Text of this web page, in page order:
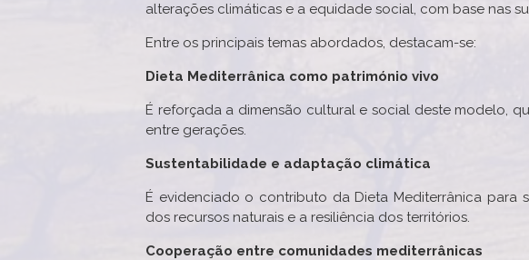
alterações climáticas e a equidade social, com base nas
Entre os principais temas abordados, destacam-se:
Dieta Mediterrânica como património vivo
É reforçada a dimensão cultural e social deste modelo,
entre gerações.
Sustentabilidade e adaptação climática
É evidenciado o contributo da Dieta Mediterrânica para
dos recursos naturais e a resiliência dos territórios.
Cooperação entre comunidades mediterrânicas